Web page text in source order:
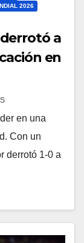
2026
a
en
en una
Con un
derrotó 1-0 a